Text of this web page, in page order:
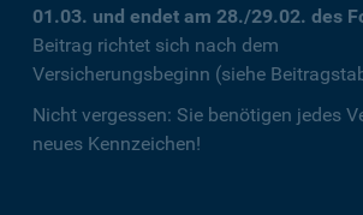
01.03. und endet am 28./29.02. des
Beitrag richtet sich nach dem
Versicherungsbeginn (siehe
Nicht vergessen: Sie benötigen jedes
neues Kennzeichen!